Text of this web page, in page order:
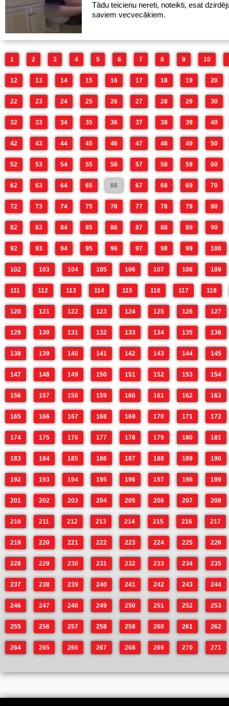
Tādu teicienu nereti, noteikti, esat
saviem vecvecākiem.
1 2 3 4 5 6 7 8 9 10
12 13 14 15 16 17 18 19 20
22 23 24 25 26 27 28 29 30
32 33 34 35 36 37 38 39 40
42 43 44 45 46 47 48 49 50
52 53 54 55 56 57 58 59 60
62 63 64 65 66 67 68 69 70
72 73 74 75 76 77 78 79 80
82 83 84 85 86 87 88 89 90
92 93 94 95 96 97 98 99 100
102 103 104 105 106 107 108 109
111 112 113 114 115 116 117 118
120 121 122 123 124 125 126 127
129 130 131 132 133 134 135 136
138 139 140 141 142 143 144 145
147 148 149 150 151 152 153 154
156 157 158 159 160 161 162 163
165 166 167 168 169 170 171 172
174 175 176 177 178 179 180 181
183 184 185 186 187 188 189 190
192 193 194 195 196 197 198 199
201 202 203 204 205 206 207 208
210 211 212 213 214 215 216 217
219 220 221 222 223 224 225 226
228 229 230 231 232 233 234 235
237 238 239 240 241 242 243 244
246 247 248 249 250 251 252 253
255 256 257 258 259 260 261 262
264 265 266 267 268 269 270 271